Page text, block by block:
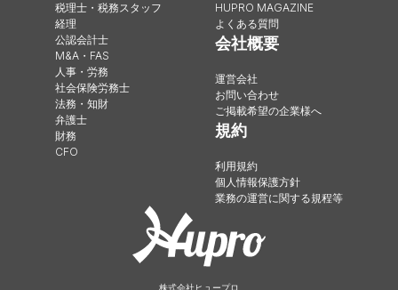
税理士・税務スタッフ
経理
公認会計士
M&A・FAS
人事・労務
社会保険労務士
法務・知財
弁護士
財務
CFO
HUPRO MAGAZINE
よくある質問
会社概要
運営会社
お問い合わせ
ご掲載希望の企業様へ
規約
利用規約
個人情報保護方針
業務の運営に関する規程等
株式会社ヒュープロ